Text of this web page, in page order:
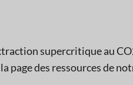
supercritique au
page des ressources de